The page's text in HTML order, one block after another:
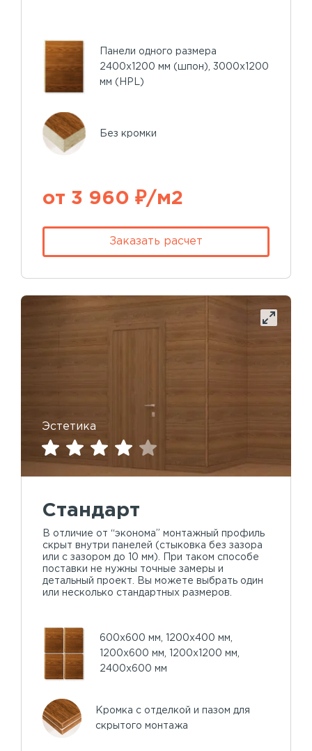
Панели одного размера
2400х1200 мм (шпон), 3000х1200
мм (HPL)
Без кромки
от 3 960 ₽/м2
Заказать расчет
Эстетика
Стандарт
В отличие от “эконома” монтажный профиль
скрыт внутри панелей (стыковка без зазора
или с зазором до 10 мм). При таком способе
поставки не нужны точные замеры и
детальный проект. Вы можете выбрать один
или несколько стандартных размеров.
600х600 мм, 1200х400 мм,
1200х600 мм, 1200х1200 мм,
2400х600 мм
Кромка с отделкой и пазом для
скрытого монтажа